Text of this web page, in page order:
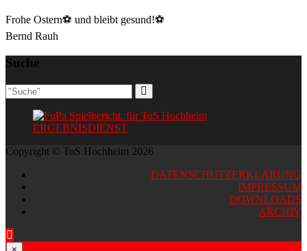
Frohe Ostern⚽️ und bleibt gesund!⚽️
Bernd Rauh
Suche
ERGEBNISDIENST
Copyright © TuS Hochheim 2026
DATENSCHUTZERKLÄRUNG
IMPRESSUM
DOWNLOADS
ARCHIV